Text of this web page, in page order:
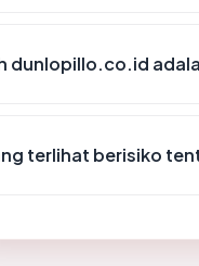
dunlopillo.co.id
terlihat berisiko